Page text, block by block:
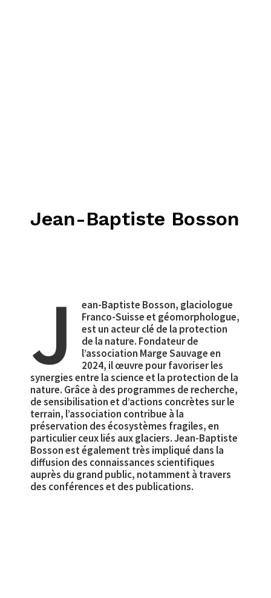
Jean-Baptiste Bosson
J
ean-Baptiste Bosson, glaciologue
Franco-Suisse et géomorphologue,
est un acteur clé de la protection
de la nature. Fondateur de
l’association Marge Sauvage en
2024, il œuvre pour favoriser les
synergies entre la science et la protection de la
nature. Grâce à des programmes de recherche,
de sensibilisation et d’actions concrètes sur le
terrain, l’association contribue à la
préservation des écosystèmes fragiles, en
particulier ceux liés aux glaciers. Jean-Baptiste
Bosson est également très impliqué dans la
diffusion des connaissances scientifiques
auprès du grand public, notamment à travers
des conférences et des publications.